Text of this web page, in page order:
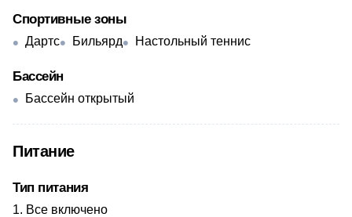
Спортивные зоны
Дартс Бильярд Настольный теннис
Бассейн
Бассейн открытый
Питание
Тип питания
Все включено